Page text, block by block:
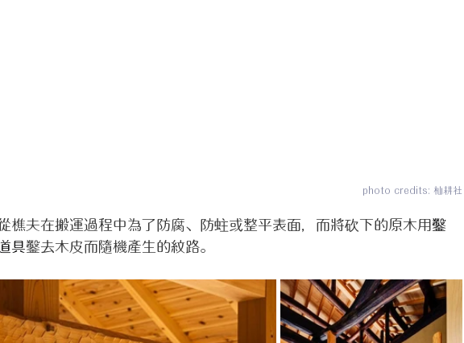
photo credits: 杣耕社
樵夫在搬運過程中為了防腐、防蛀或整平表面，而將砍下的原木用 鑿
具鑿去木皮而隨機產生的紋路。